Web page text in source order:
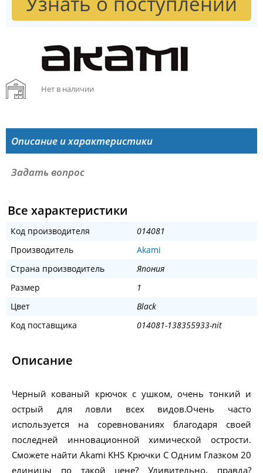
Нет в наличии
Описание и характеристики
Задать вопрос
Все характеристики
Код производителя
014081
Производитель
Akami
Страна производитель
Япония
Размер
1
Цвет
Black
Код поставщика
014081-138355933-nit
Описание
Черный кованый крючок с ушком, очень тонкий и
острый для ловли всех видов.Очень часто
используется на соревнованиях благодаря своей
последней инновационной химической острости.
Сможете найти Akami KHS Крючки С Одним Глазком 20
единицы по такой цене? Удивительно, правда?